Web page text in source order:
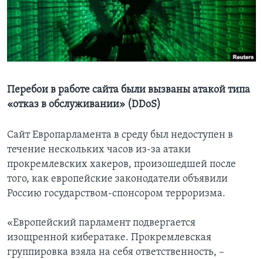
Learning English
СОЦИАЛЬНЫЕ СЕТИ
Языки
Перебои в работе сайта были вызваны атакой типа
«отказ в обслуживании» (DDoS)
Сайт Европарламента в среду был недоступен в
течение нескольких часов из-за атаки
прокремлевских хакеров, произошедшей после
того, как европейские законодатели объявили
Россию государством-спонсором терроризма.
«Европейский парламент подвергается
изощренной кибератаке. Прокремлевская
группировка взяла на себя ответственность, –